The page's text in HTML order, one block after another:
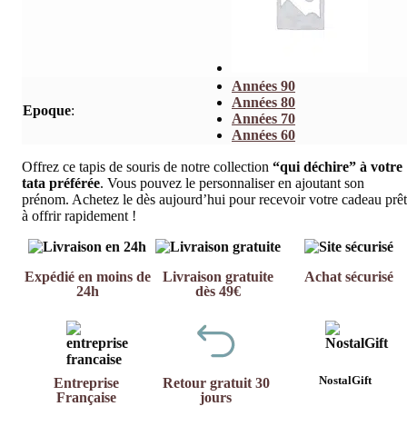
Offrez ce tapis de souris de notre collection “qui déchire” à votre
tata préférée. Vous pouvez le personnaliser en ajoutant son
prénom. Achetez le dès aujourd’hui pour recevoir votre cadeau prêt
à offrir rapidement !
Epoque:
Années 90
Années 80
Années 70
Années 60
Expédié en moins de
24h
Livraison gratuite
dès 49€
Achat sécurisé
Entreprise
Française
Retour gratuit 30
jours
NostalGift